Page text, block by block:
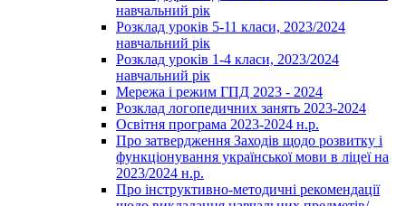
навчальний рік
Розклад уроків 5-11 класи, 2023/2024
навчальний рік
Розклад уроків 1-4 класи, 2023/2024
навчальний рік
Мережа і режим ГПД 2023 - 2024
Розклад логопедичних занять 2023-2024
Освітня програма 2023-2024 н.р.
Про затвердження Заходів щодо розвитку і
функціонування української мови в ліцеї на
2023/2024 н.р.
Про інструктивно-методичні рекомендації